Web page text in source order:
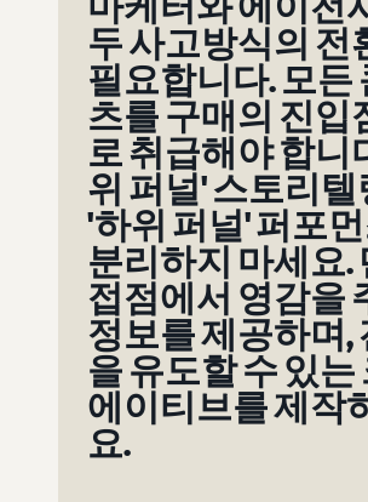
두 사고방식의 전
필요합니다. 모든
츠를 구매의 진입
로 취급해야 합니
위 퍼널' 스토리텔
'하위 퍼널' 퍼포
분리하지 마세요.
접점에서 영감을
정보를 제공하며,
을 유도할 수 있는
에이티브를 제작
요.